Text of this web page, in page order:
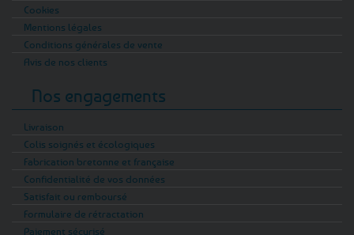
Cookies
Mentions légales
Conditions générales de vente
Avis de nos clients
Nos engagements
Livraison
Colis soignés et écologiques
Fabrication bretonne et française
Confidentialité de vos données
Satisfait ou remboursé
Formulaire de rétractation
Paiement sécurisé